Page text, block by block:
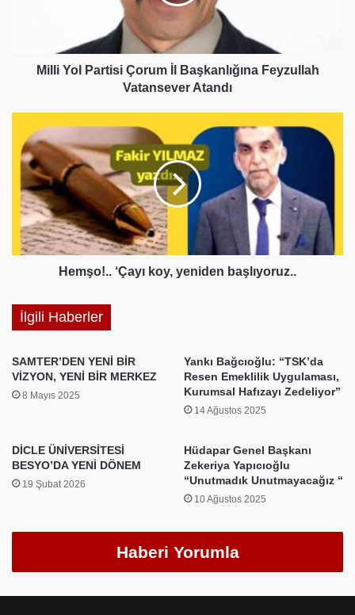
Milli Yol Partisi Çorum İl Başkanlığına Feyzullah
Vatansever Atandı
‘Çayı
koy,
yeniden
başlıyoruz..
Hemşo!.. ‘Çayı koy, yeniden başlıyoruz..
İlgili Haberler
SAMTER’DEN YENİ BİR
VİZYON, YENİ BİR MERKEZ
8 Mayıs 2025
Yankı Bağcıoğlu: “TSK’da
Resen Emeklilik Uygulaması,
Kurumsal Hafızayı Zedeliyor”
14 Ağustos 2025
DİCLE ÜNİVERSİTESİ
BESYO’DA YENİ DÖNEM
19 Şubat 2026
Hüdapar Genel Başkanı
Zekeriya Yapıcıoğlu
“Unutmadık Unutmayacağız “
10 Ağustos 2025
Haberi Yorumla